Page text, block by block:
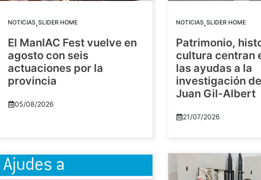
NOTICIAS,SLIDER HOME
El ManIAC Fest vuelve en
agosto con seis
actuaciones por la
provincia
05/08/2026
NOTICIAS,SLIDER HOME
Patrimonio,
cultura centran
las ayudas a la
investigación
Juan Gil-Albert
21/07/2026